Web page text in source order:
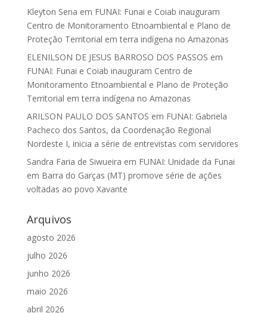
Kleyton Sena em FUNAI: Funai e Coiab inauguram
Centro de Monitoramento Etnoambiental e Plano de
Proteção Territorial em terra indígena no Amazonas
ELENILSON DE JESUS BARROSO DOS PASSOS em
FUNAI: Funai e Coiab inauguram Centro de
Monitoramento Etnoambiental e Plano de Proteção
Territorial em terra indígena no Amazonas
ARILSON PAULO DOS SANTOS em FUNAI: Gabriela
Pacheco dos Santos, da Coordenação Regional
Nordeste I, inicia a série de entrevistas com servidores
Sandra Faria de Siwueira em FUNAI: Unidade da Funai
em Barra do Garças (MT) promove série de ações
voltadas ao povo Xavante
Arquivos
agosto 2026
julho 2026
junho 2026
maio 2026
abril 2026